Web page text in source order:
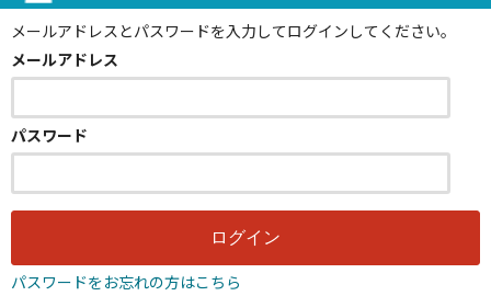
メールアドレスとパスワードを入力してログインしてください。
メールアドレス
パスワード
パスワードをお忘れの方はこちら